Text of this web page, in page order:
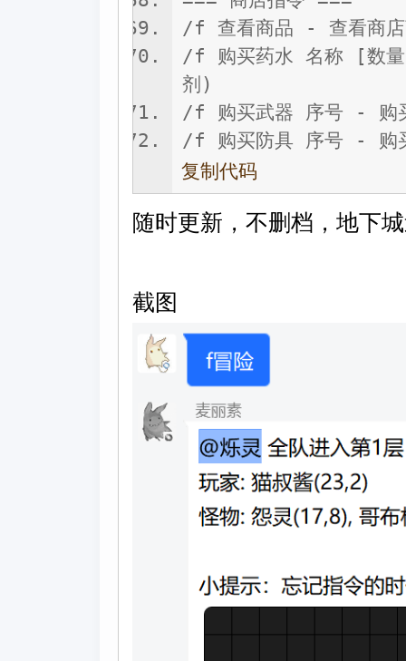
/f 查看商品 - 查看商店
/f 购买药水 名称 [数
剂)
/f 购买武器 序号 - 购
/f 购买防具 序号 - 购
复制代码
随时更新，不删档，地下
截图